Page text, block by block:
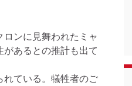
ンに見舞われたミャ
あるとの推計も出て
ている。犠牲者のご